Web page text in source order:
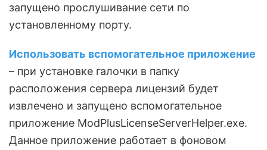
запущено прослушивание сети по
установленному порту.
Использовать вспомогательное приложение
– при установке галочки в папку
расположения сервера лицензий будет
извлечено и запущено вспомогательное
приложение ModPlusLicenseServerHelper.exe.
Данное приложение работает в фоновом